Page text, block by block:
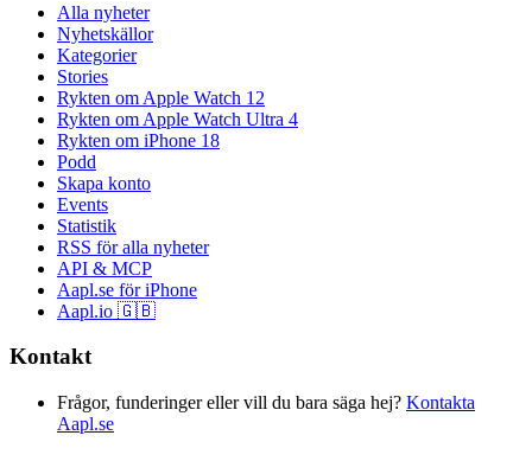
Alla nyheter
Nyhetskällor
Kategorier
Stories
Rykten om Apple Watch 12
Rykten om Apple Watch Ultra 4
Rykten om iPhone 18
Podd
Skapa konto
Events
Statistik
RSS för alla nyheter
API & MCP
Aapl.se för iPhone
Aapl.io 🇬🇧
Kontakt
Frågor, funderinger eller vill du bara säga hej? Kontakta
Aapl.se